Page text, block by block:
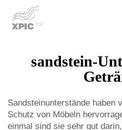
sandstein-
Sandsteinunterstände haben
Schutz von Möbeln
einmal sind sie sehr gut